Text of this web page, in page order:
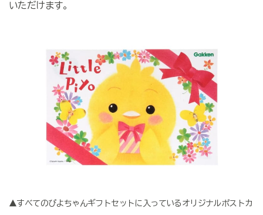
いただけます。
▲すべてのぴよちゃんギフトセットに入っているオリジナルポストカ